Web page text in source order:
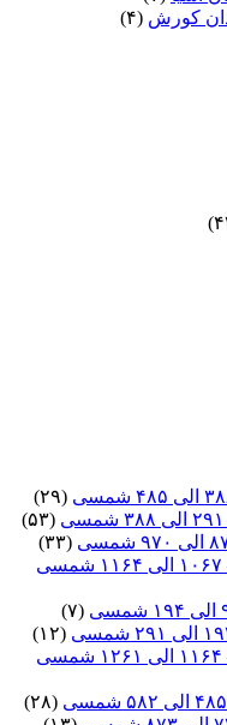
کورش (۴)
(۲۹)
(۵۳)
(۳۳)
(۷)
(۱۲)
(۲۸)